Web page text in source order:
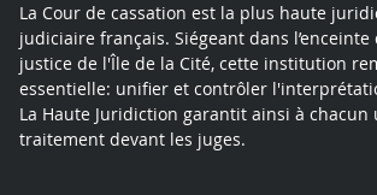
La Cour de cassation est la plus haute
judiciaire français. Siégeant dans l’enceinte
justice de l'Île de la Cité, cette institution
essentielle: unifier et contrôler
La Haute Juridiction garantit ainsi à chacun
traitement devant les juges.